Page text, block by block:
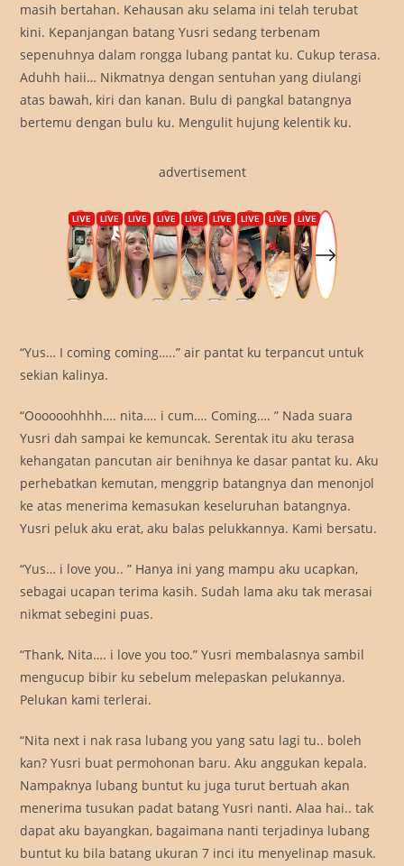
masih bertahan. Kehausan aku selama ini telah terubat
kini. Kepanjangan batang Yusri sedang terbenam
sepenuhnya dalam rongga lubang pantat ku. Cukup terasa.
Aduhh haii… Nikmatnya dengan sentuhan yang diulangi
atas bawah, kiri dan kanan. Bulu di pangkal batangnya
bertemu dengan bulu ku. Mengulit hujung kelentik ku.
advertisement
“Yus… I coming coming…..” air pantat ku terpancut untuk
sekian kalinya.
“Oooooohhhh…. nita…. i cum…. Coming…. ” Nada suara
Yusri dah sampai ke kemuncak. Serentak itu aku terasa
kehangatan pancutan air benihnya ke dasar pantat ku. Aku
perhebatkan kemutan, menggrip batangnya dan menonjol
ke atas menerima kemasukan keseluruhan batangnya.
Yusri peluk aku erat, aku balas pelukkannya. Kami bersatu.
“Yus… i love you.. ” Hanya ini yang mampu aku ucapkan,
sebagai ucapan terima kasih. Sudah lama aku tak merasai
nikmat sebegini puas.
“Thank, Nita…. i love you too.” Yusri membalasnya sambil
mengucup bibir ku sebelum melepaskan pelukannya.
Pelukan kami terlerai.
“Nita next i nak rasa lubang you yang satu lagi tu.. boleh
kan? Yusri buat permohonan baru. Aku anggukan kepala.
Nampaknya lubang buntut ku juga turut bertuah akan
menerima tusukan padat batang Yusri nanti. Alaa hai.. tak
dapat aku bayangkan, bagaimana nanti terjadinya lubang
buntut ku bila batang ukuran 7 inci itu menyelinap masuk.